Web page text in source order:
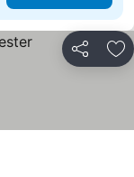
Partilhar